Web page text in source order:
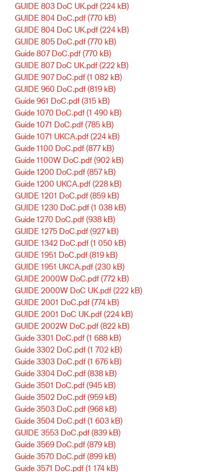
GUIDE 803 DoC UK.pdf (224 kB)
GUIDE 804 DoC.pdf (770 kB)
GUIDE 804 DoC UK.pdf (224 kB)
GUIDE 805 DoC.pdf (770 kB)
Guide 807 DoC.pdf (770 kB)
GUIDE 807 DoC UK.pdf (222 kB)
GUIDE 907 DoC.pdf (1 082 kB)
GUIDE 960 DoC.pdf (819 kB)
Guide 961 DoC.pdf (315 kB)
Guide 1070 DoC.pdf (1 490 kB)
Guide 1071 DoC.pdf (785 kB)
Guide 1071 UKCA.pdf (224 kB)
Guide 1100 DoC.pdf (877 kB)
Guide 1100W DoC.pdf (902 kB)
Guide 1200 DoC.pdf (857 kB)
Guide 1200 UKCA.pdf (228 kB)
GUIDE 1201 DoC.pdf (859 kB)
GUIDE 1230 DoC.pdf (1 038 kB)
Guide 1270 DoC.pdf (938 kB)
GUIDE 1275 DoC.pdf (927 kB)
GUIDE 1342 DoC.pdf (1 050 kB)
GUIDE 1951 DoC.pdf (819 kB)
GUIDE 1951 UKCA.pdf (230 kB)
GUIDE 2000W DoC.pdf (772 kB)
GUIDE 2000W DoC UK.pdf (222 kB)
GUIDE 2001 DoC.pdf (774 kB)
GUIDE 2001 DoC UK.pdf (224 kB)
GUIDE 2002W DoC.pdf (822 kB)
Guide 3301 DoC.pdf (1 688 kB)
Guide 3302 DoC.pdf (1 702 kB)
Guide 3303 DoC.pdf (1 676 kB)
Guide 3304 DoC.pdf (838 kB)
Guide 3501 DoC.pdf (945 kB)
Guide 3502 DoC.pdf (959 kB)
Guide 3503 DoC.pdf (968 kB)
Guide 3504 DoC.pdf (1 603 kB)
GUIDE 3553 DoC.pdf (839 kB)
Guide 3569 DoC.pdf (879 kB)
Guide 3570 DoC.pdf (899 kB)
Guide 3571 DoC.pdf (1 174 kB)